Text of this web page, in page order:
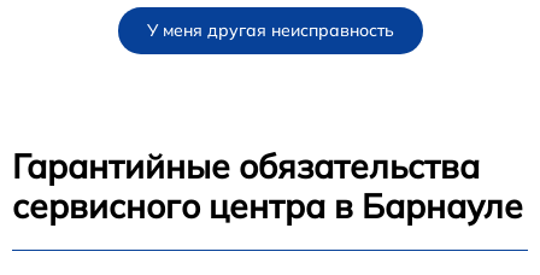
У меня другая неисправность
Гарантийные обязательства
сервисного центра в Барнауле